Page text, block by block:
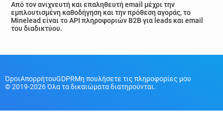
Από τον ανιχνευτή και επαληθευτή email μέχρι την
εμπλουτισμένη καθοδήγηση και την πρόθεση αγοράς, το
Minelead είναι το API πληροφοριών B2B για leads και email
του διαδικτύου.
ΌροιΑπορρήτουGDPRΜη πουλήσετε τις πληροφορίες μου
© 2019-2026 Όλα τα δικαιώματα διατηρούνται.